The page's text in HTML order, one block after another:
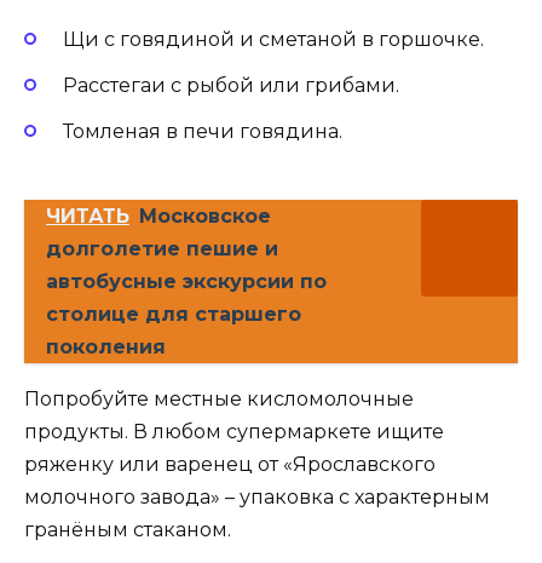
Щи с говядиной и сметаной в горшочке.
Расстегаи с рыбой или грибами.
Томленая в печи говядина.
ЧИТАТЬ Московское
долголетие пешие и
автобусные экскурсии по
столице для старшего
поколения
Попробуйте местные кисломолочные
продукты. В любом супермаркете ищите
ряженку или варенец от «Ярославского
молочного завода» – упаковка с характерным
гранёным стаканом.